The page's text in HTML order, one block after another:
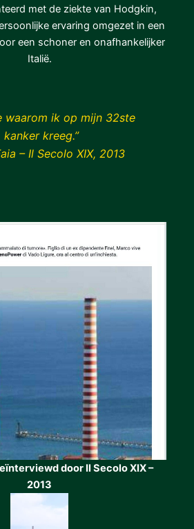
met de ziekte van Hodgkin,
ervaring omgezet in een
een schoner en onafhankelijker
Italië.
waarom ik op mijn 32ste
kanker kreeg.”
– Il Secolo XIX, 2013
door Il Secolo XIX –
2013